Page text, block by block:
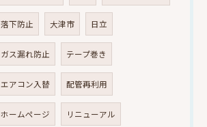
落下防止 大津市 日立
ガス漏れ防止 テープ巻き
エアコン入替 配管再利用
ホームページ リニューアル